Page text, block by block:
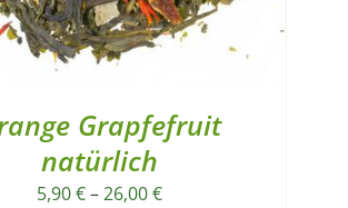
Grapfefruit
natürlich
5,90€–26,00€